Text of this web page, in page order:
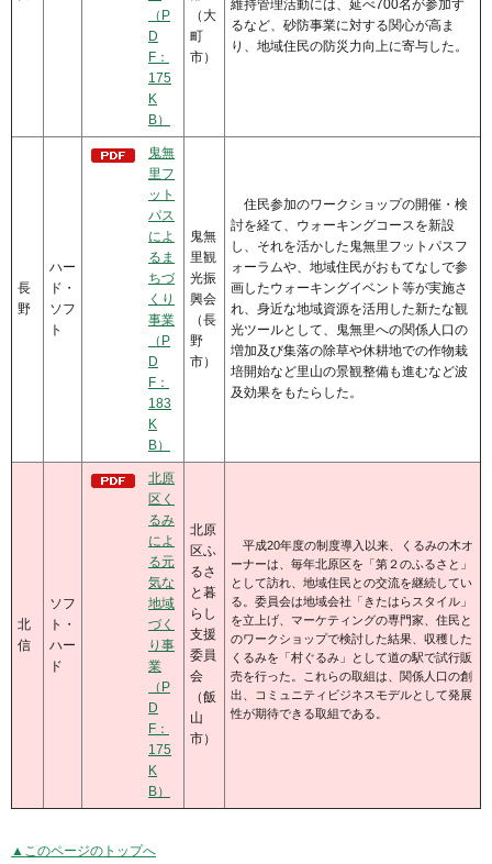
（P
D
F：
175
K
B）
（大
町
市）
維持管理活動には、延べ700名が参加す
るなど、砂防事業に対する関心が高ま
り、地域住民の防災力向上に寄与した。
長
野
ハー
ド・
ソフ
ト
鬼無
里フ
ット
パス
によ
るま
ちづ
くり
事業
（P
D
F：
183
K
B）
鬼無
里観
光振
興会
（長
野
市）
住民参加のワークショップの開催・検
討を経て、ウォーキングコースを新設
し、それを活かした鬼無里フットパスフ
ォーラムや、地域住民がおもてなしで参
画したウォーキングイベント等が実施さ
れ、身近な地域資源を活用した新たな観
光ツールとして、鬼無里への関係人口の
増加及び集落の除草や休耕地での作物栽
培開始など里山の景観整備も進むなど波
及効果をもたらした。
北
信
ソフ
ト・
ハー
ド
北原
区く
るみ
によ
る元
気な
地域
づく
り事
業
（P
D
F：
175
K
B）
北原
区ふ
るさ
と暮
らし
支援
委員
会
（飯
山
市）
平成20年度の制度導入以来、くるみの木オ
ーナーは、毎年北原区を「第２のふるさと」
として訪れ、地域住民との交流を継続してい
る。委員会は地域会社「きたはらスタイル」
を立上げ、マーケティングの専門家、住民と
のワークショップで検討した結果、収穫した
くるみを「村ぐるみ」として道の駅で試行販
売を行った。これらの取組は、関係人口の創
出、コミュニティビジネスモデルとして発展
性が期待できる取組である。
▲このページのトップへ